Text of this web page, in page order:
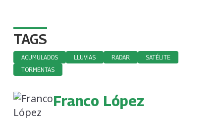
TAGS
ACUMULADOS LLUVIAS RADAR
SATÉLITE
TORMENTAS
Franco López